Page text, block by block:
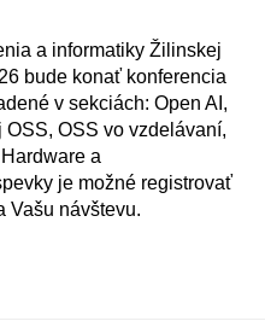
a informatiky Žilinskej
bude konať konferencia
v sekciách: Open AI,
OSS vo vzdelávaní,
a
je možné registrovať
Vašu návštevu.